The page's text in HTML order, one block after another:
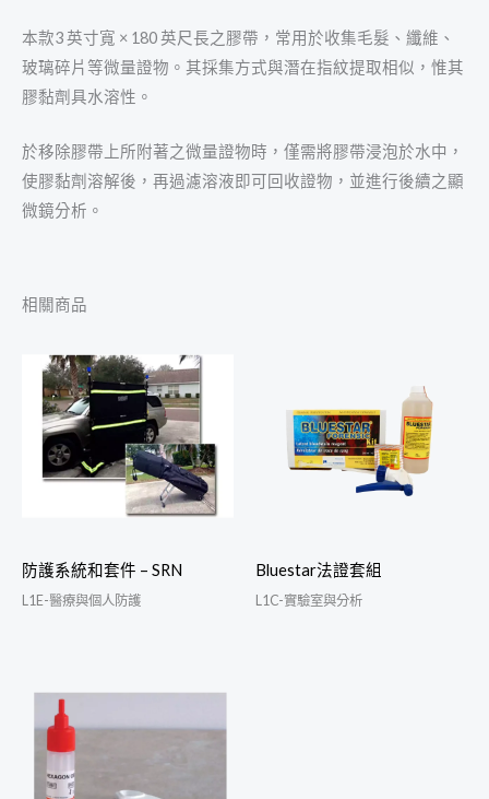
本款3 英寸寬 × 180 英尺長之膠帶，常用於收集毛髮、纖維、
玻璃碎片等微量證物。其採集方式與潛在指紋提取相似，惟其
膠黏劑具水溶性。
於移除膠帶上所附著之微量證物時，僅需將膠帶浸泡於水中，
使膠黏劑溶解後，再過濾溶液即可回收證物，並進行後續之顯
微鏡分析。
相關商品
防護系統和套件 – SRN
L1E-醫療與個人防護
Bluestar法證套組
L1C-實驗室與分析